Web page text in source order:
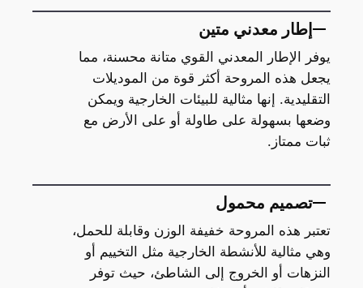
إطار معدني متين
يوفر الإطار المعدني القوي متانة محسنة، مما
يجعل هذه المروحة أكثر قوة من الموديلات
التقليدية. إنها مثالية للبيئات الخارجية ويمكن
وضعها بسهولة على طاولة أو على الأرض مع
ثبات ممتاز.
تصميم محمول
تعتبر هذه المروحة خفيفة الوزن وقابلة للحمل،
وهي مثالية للأنشطة الخارجية مثل التخييم أو
النزهات أو الخروج إلى الشاطئ، حيث توفر